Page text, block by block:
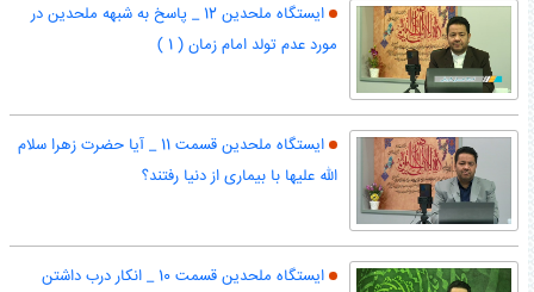
ایستگاه ملحدین 12 _ پاسخ به شبهه ملحدین در
مورد عدم تولد امام زمان ( 1 )
ایستگاه ملحدین قسمت 11 _ آیا حضرت زهرا سلام
الله علیها با بیماری از دنیا رفتند؟
ایستگاه ملحدین قسمت 10 _ انکار درب داشتن